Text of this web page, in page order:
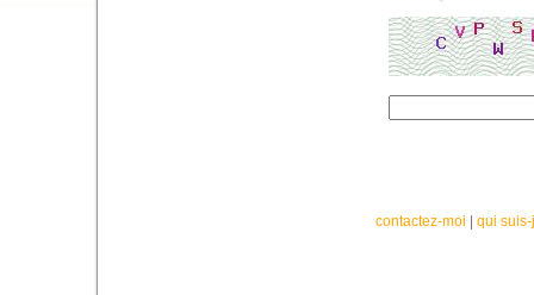
contactez-moi qui